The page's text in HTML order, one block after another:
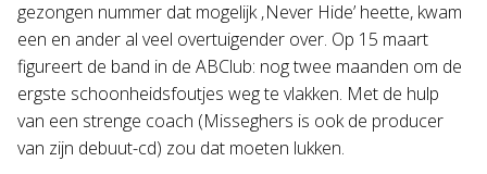
gezongen nummer dat mogelijk ‚Never Hide’ heette, kwam
een en ander al veel overtuigender over. Op 15 maart
figureert de band in de ABClub: nog twee maanden om de
ergste schoonheidsfoutjes weg te vlakken. Met de hulp
van een strenge coach (Misseghers is ook de producer
van zijn debuut-cd) zou dat moeten lukken.